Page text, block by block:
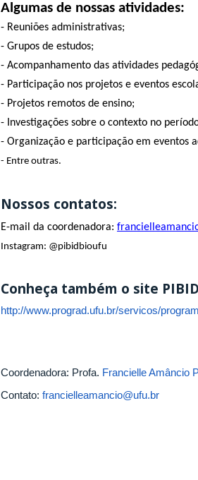
Algumas de nossas atividades:
- Reuniões administrativas;
- Grupos de estudos;
- Acompanhamento das atividades
- Participação nos projetos e eventos
- Projetos remotos de ensino;
- Investigações sobre o contexto no
- Organização e participação em eventos
- Entre outras.
Nossos contatos:
E-mail da coordenadora:
Instagram: @pibidbioufu
Conheça também o site
http://www.prograd.ufu.br/servicos/
Coordenadora: Profa. Francielle Amâncio
Contato: francielleamancio@ufu.br